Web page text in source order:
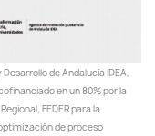
de Andalucía IDEA,
en un 80% por la
FEDER para la
de proceso